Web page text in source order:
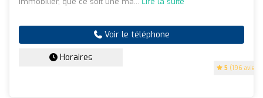
5 (196 avis)
Voir le téléphone
Horaires